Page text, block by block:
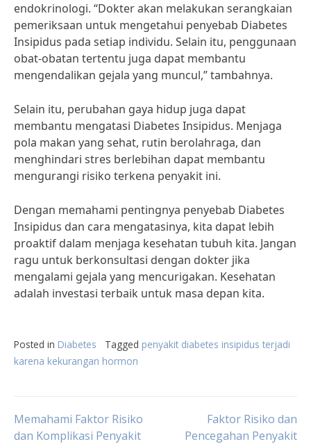
endokrinologi. “Dokter akan melakukan serangkaian
pemeriksaan untuk mengetahui penyebab Diabetes
Insipidus pada setiap individu. Selain itu, penggunaan
obat-obatan tertentu juga dapat membantu
mengendalikan gejala yang muncul,” tambahnya.
Selain itu, perubahan gaya hidup juga dapat
membantu mengatasi Diabetes Insipidus. Menjaga
pola makan yang sehat, rutin berolahraga, dan
menghindari stres berlebihan dapat membantu
mengurangi risiko terkena penyakit ini.
Dengan memahami pentingnya penyebab Diabetes
Insipidus dan cara mengatasinya, kita dapat lebih
proaktif dalam menjaga kesehatan tubuh kita. Jangan
ragu untuk berkonsultasi dengan dokter jika
mengalami gejala yang mencurigakan. Kesehatan
adalah investasi terbaik untuk masa depan kita.
Posted in Diabetes Tagged penyakit diabetes insipidus terjadi
karena kekurangan hormon
Post
Memahami Faktor Risiko
dan Komplikasi Penyakit
Faktor Risiko dan
Pencegahan Penyakit